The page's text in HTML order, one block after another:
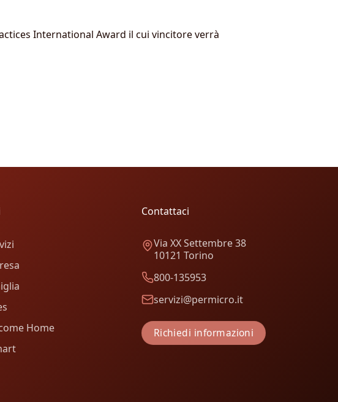
International Award il cui vincitore verrà
Home
Contattaci
Via XX Settembre 38
10121 Torino
800-135953
servizi@permicro.it
Richiedi informazioni